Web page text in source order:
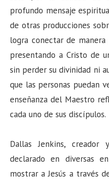
profundo mensaje
de otras producciones
logra conectar de
presentando a Cristo de
sin perder su divinidad ni
que las personas puedan
enseñanza del Maestro
cada uno de sus discípulos.
Dallas Jenkins,
declarado en diversas
mostrar a Jesús a través